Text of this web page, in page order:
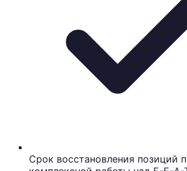
Срок восстановления позиций